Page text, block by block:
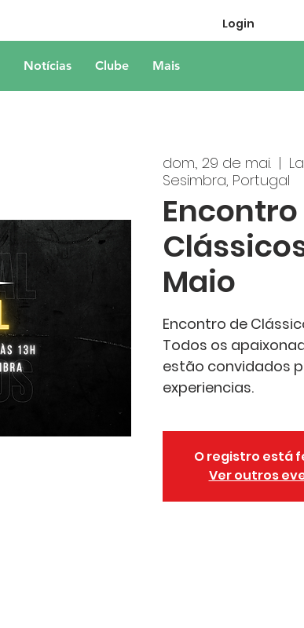
Login
Notícias Clube Mais
dom., 29 de mai.
  |
Sesimbra, Portugal
Maio
Encontro de
Todos os
estão convidados
experiencias.
O registro está
Ver outros